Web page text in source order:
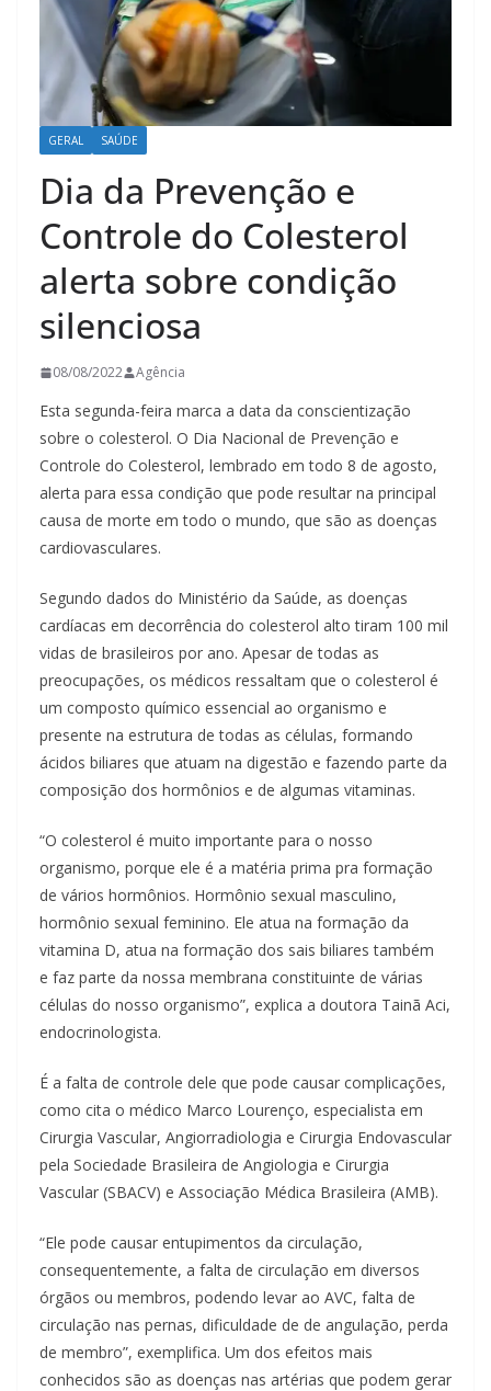
GERAL SAÚDE
Dia da Prevenção e
Controle do Colesterol
alerta sobre condição
silenciosa
08/08/2022 Agência
Esta segunda-feira marca a data da conscientização
sobre o colesterol. O Dia Nacional de Prevenção e
Controle do Colesterol, lembrado em todo 8 de agosto,
alerta para essa condição que pode resultar na principal
causa de morte em todo o mundo, que são as doenças
cardiovasculares.
Segundo dados do Ministério da Saúde, as doenças
cardíacas em decorrência do colesterol alto tiram 100 mil
vidas de brasileiros por ano. Apesar de todas as
preocupações, os médicos ressaltam que o colesterol é
um composto químico essencial ao organismo e
presente na estrutura de todas as células, formando
ácidos biliares que atuam na digestão e fazendo parte da
composição dos hormônios e de algumas vitaminas.
“O colesterol é muito importante para o nosso
organismo, porque ele é a matéria prima pra formação
de vários hormônios. Hormônio sexual masculino,
hormônio sexual feminino. Ele atua na formação da
vitamina D, atua na formação dos sais biliares também
e faz parte da nossa membrana constituinte de várias
células do nosso organismo”, explica a doutora Tainã Aci,
endocrinologista.
É a falta de controle dele que pode causar complicações,
como cita o médico Marco Lourenço, especialista em
Cirurgia Vascular, Angiorradiologia e Cirurgia Endovascular
pela Sociedade Brasileira de Angiologia e Cirurgia
Vascular (SBACV) e Associação Médica Brasileira (AMB).
“Ele pode causar entupimentos da circulação,
consequentemente, a falta de circulação em diversos
órgãos ou membros, podendo levar ao AVC, falta de
circulação nas pernas, dificuldade de de angulação, perda
de membro”, exemplifica. Um dos efeitos mais
conhecidos são as doenças nas artérias que podem gerar